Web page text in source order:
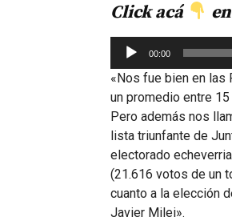
Clickacá
Reproductor
audio
00:00
«Nos fue bien en las
un promedio entre
Pero además nos
lista triunfante de
electorado
(21.616 votos de un
cuanto a la elección
Javier Milei».